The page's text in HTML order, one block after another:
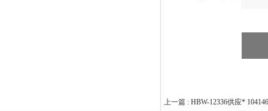
上一篇 : HBW-12336供应*